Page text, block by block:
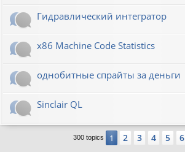
Гидравлический интегратор
x86 Machine Code Statistics
однобитные спрайты за деньги
Sinclair QL
300 topics 1 2 3 4 5 6